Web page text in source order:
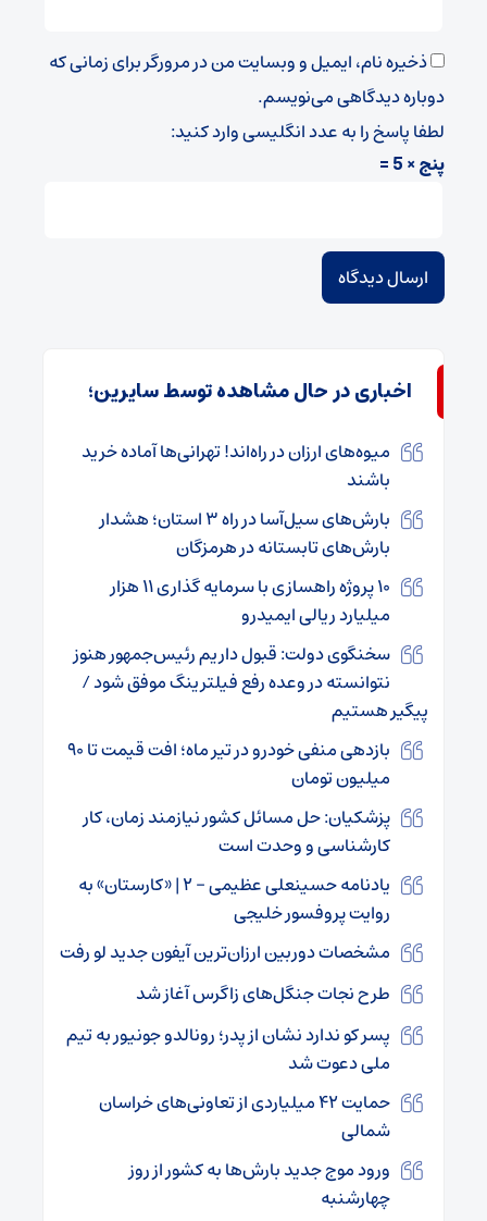
ذخیره نام، ایمیل و وبسایت من در مرورگر برای زمانی که
دوباره دیدگاهی می‌نویسم.
لطفا پاسخ را به عدد انگلیسی وارد کنید:
پنج × 5 =
اخباری در حال مشاهده توسط سایرین؛
میوه‌های ارزان در راه‌اند! تهرانی‌ها آماده خرید
باشند
بارش‌های سیل‌آسا در راه ۳ استان؛ هشدار
بارش‌های تابستانه در هرمزگان
۱۰ پروژه راهسازی با سرمایه گذاری ۱۱ هزار
میلیارد ریالی ایمیدرو
سخنگوی دولت: قبول داریم رئیس‌جمهور هنوز
نتوانسته در وعده رفع فیلترینگ موفق شود /
پیگیر هستیم
بازدهی منفی خودرو در تیر ماه؛ افت قیمت تا ۹۰
میلیون تومان
پزشکیان: حل مسائل کشور نیازمند زمان، کار
کارشناسی و وحدت است
یادنامه حسینعلی عظیمی – ۲ | «کارستان» به
روایت پروفسور خلیجی
مشخصات دوربین ارزان‌ترین آیفون جدید لو رفت
طرح نجات جنگل‌های زاگرس آغاز شد
پسر کو ندارد نشان از پدر؛ رونالدو جونیور به تیم
ملی دعوت شد
حمایت ۴۲ میلیاردی از تعاونی‌های خراسان
شمالی
ورود موج جدید بارش‌ها به کشور از روز
چهارشنبه